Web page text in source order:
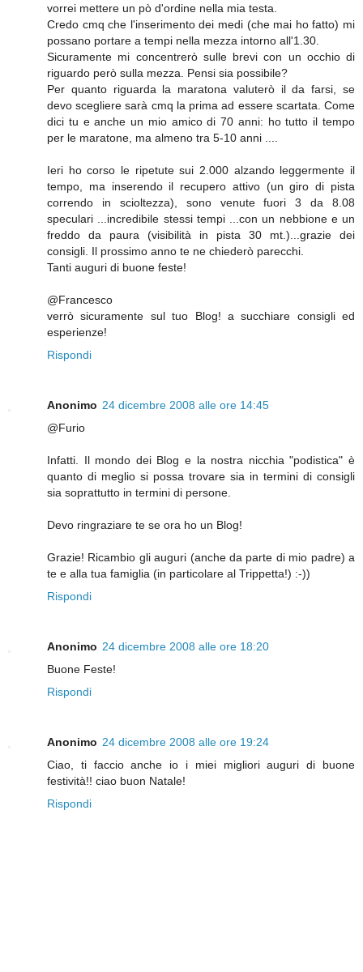
vorrei mettere un pò d'ordine nella mia testa.
Credo cmq che l'inserimento dei medi (che mai ho fatto) mi
possano portare a tempi nella mezza intorno all'1.30.
Sicuramente mi concentrerò sulle brevi con un occhio di
riguardo però sulla mezza. Pensi sia possibile?
Per quanto riguarda la maratona valuterò il da farsi, se
devo scegliere sarà cmq la prima ad essere scartata. Come
dici tu e anche un mio amico di 70 anni: ho tutto il tempo
per le maratone, ma almeno tra 5-10 anni ....
Ieri ho corso le ripetute sui 2.000 alzando leggermente il
tempo, ma inserendo il recupero attivo (un giro di pista
correndo in scioltezza), sono venute fuori 3 da 8.08
speculari ...incredibile stessi tempi ...con un nebbione e un
freddo da paura (visibilità in pista 30 mt.)...grazie dei
consigli. Il prossimo anno te ne chiederò parecchi.
Tanti auguri di buone feste!
@Francesco
verrò sicuramente sul tuo Blog! a succhiare consigli ed
esperienze!
Rispondi
Anonimo 24 dicembre 2008 alle ore 14:45
@Furio
Infatti. Il mondo dei Blog e la nostra nicchia "podistica" è
quanto di meglio si possa trovare sia in termini di consigli
sia soprattutto in termini di persone.
Devo ringraziare te se ora ho un Blog!
Grazie! Ricambio gli auguri (anche da parte di mio padre) a
te e alla tua famiglia (in particolare al Trippetta!) :-))
Rispondi
Anonimo 24 dicembre 2008 alle ore 18:20
Buone Feste!
Rispondi
Anonimo 24 dicembre 2008 alle ore 19:24
Ciao, ti faccio anche io i miei migliori auguri di buone
festività!! ciao buon Natale!
Rispondi